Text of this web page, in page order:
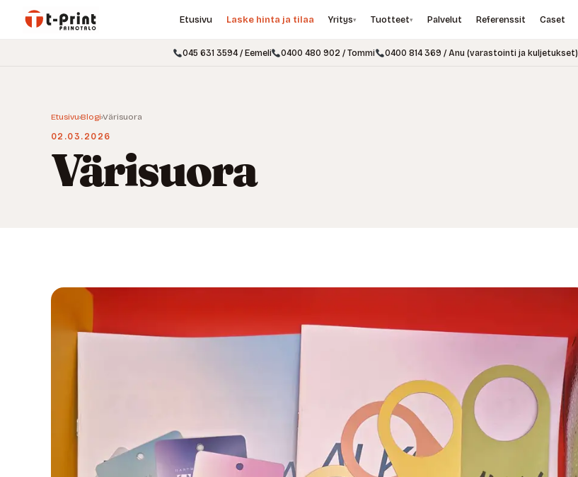
Etusivu Laske hinta ja tilaa Yritys▾ Tuotteet▾ Palvelut Referenssit Caset
045 631 3594 / Eemeli 0400 480 902 / Tommi 0400 814 369 / Anu (varastointi ja kuljetukset)
Etusivu›Blogi›Värisuora
02.03.2026
Värisuora